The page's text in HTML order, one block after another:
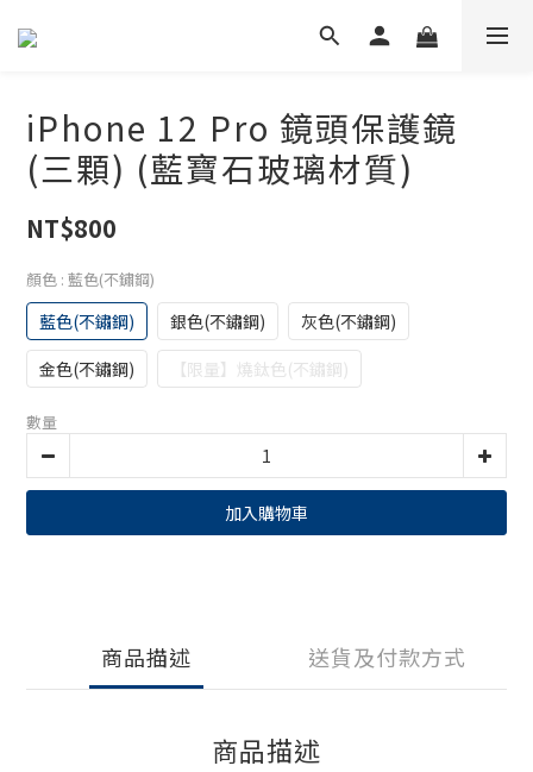
iPhone 12 Pro 鏡頭保護鏡
(三顆) (藍寶石玻璃材質)
NT$800
顏色 : 藍色(不鏽鋼)
藍色(不鏽鋼) 銀色(不鏽鋼)
灰色(不鏽鋼)
金色(不鏽鋼)
【限量】燒鈦色(不鏽鋼)
數量
加入購物車
商品描述 送貨及付款方式
商品描述